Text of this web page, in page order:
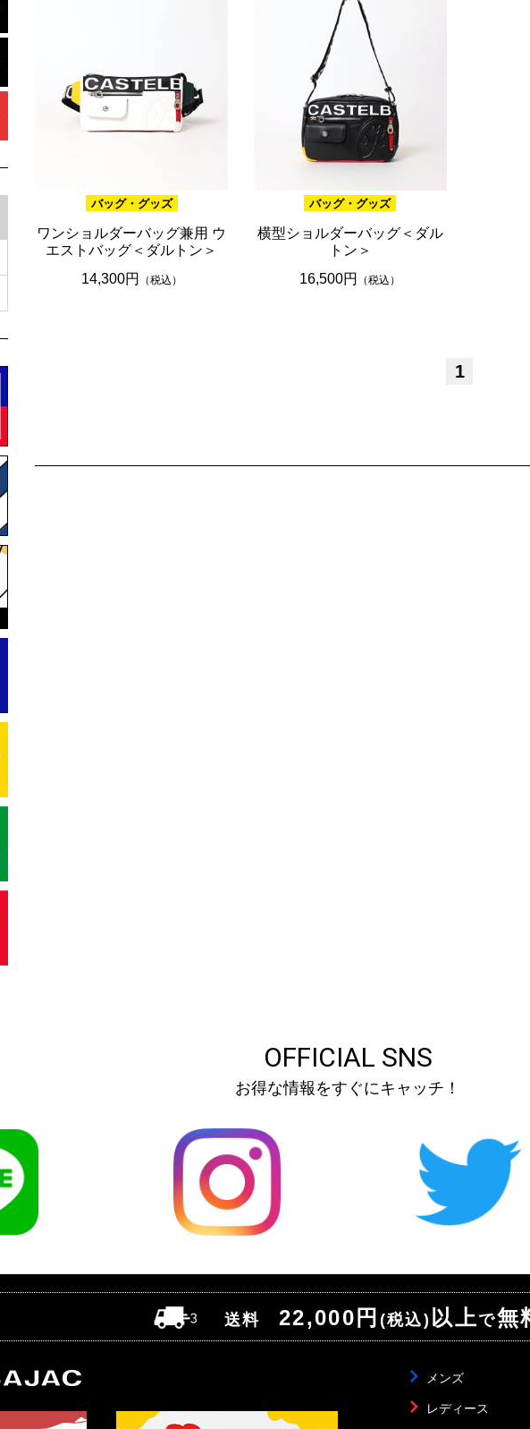
バッグ・グッズ
ワンショルダーバッグ兼用 ウ
エストバッグ＜ダルトン＞
14,300円
（税込）
バッグ・グッズ
横型ショルダーバッグ＜ダル
トン＞
16,500円
（税込）
1
OFFICIAL SNS
お得な情報をすぐにキャッチ！
送料 22,000円 (税込) 以上で無
メンズ
レディース